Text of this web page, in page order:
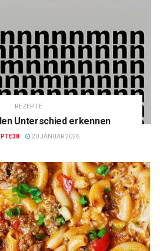
REZEPTE
Unterschied erkennen
20 JANUAR 2026